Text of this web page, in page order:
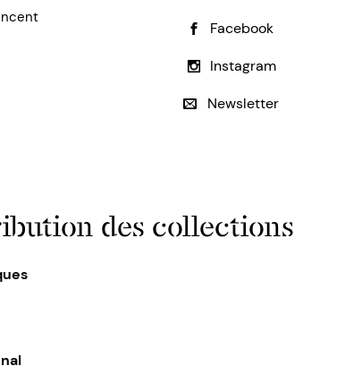
Facebook
Instagram
Newsletter
des collections